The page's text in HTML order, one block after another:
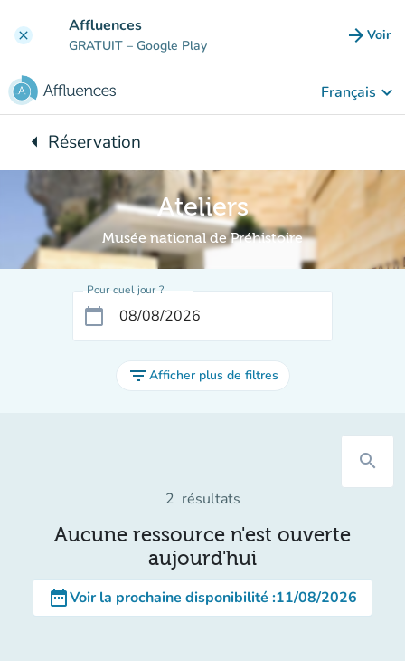
clear Affluences
GRATUIT – Google Play arrow_forward Voir
Français keyboard_arrow_down
arrow_leftRetour à :
Réservation
Ateliers
Musée national de Préhistoire
Pour quel jour ?
calendar_today
filter_listAfficher plus de filtres
search
2 résultats
Aucune ressource n'est ouverte
aujourd'hui
date_rangeVoir la prochaine disponibilité :11/08/2026